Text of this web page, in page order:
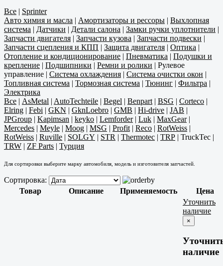
Все | Sprinter
Авто химия и масла | Амортизаторы и рессоры | Выхлопная
система | Датчики | Детали салона | Замки ручки уплотнители |
Запчасти двигателя | Запчасти кузова | Запчасти подвески |
Запчасти сцепления и КПП | Защита двигателя | Оптика |
Отопление и кондиционирование | Пневматика | Подушки и
крепление | Подшипники | Ремни и ролики | Рулевое
управление | Система охлаждения | Система очистки окон |
Топливная система | Тормозная система | Тюнинг | Фильтра |
Электрика
Все | AsMetal | AutoTechteile | Begel | Benpart | BSG | Corteco |
Elring | Febi | GKN | GknLoebro | GMB | Hi-drive | JAB |
JPGroup | Kapimsan | keyko | Lemforder| Luk | MaxGear|
Mercedes | Meyle | Moog | MSG | Profit | Reco | RotWeiss |
RotWeiss | Ruville | SOLGY | STR | Thermotec | TRP | TruckTec |
TRW | ZF Parts | Турция
Для сортировки выберите марку автомобиля, модель и изготовителя запчастей.
Сортировка:
Товар
Описание Применяемость Цена
Уточнить
наличие
×
наличие